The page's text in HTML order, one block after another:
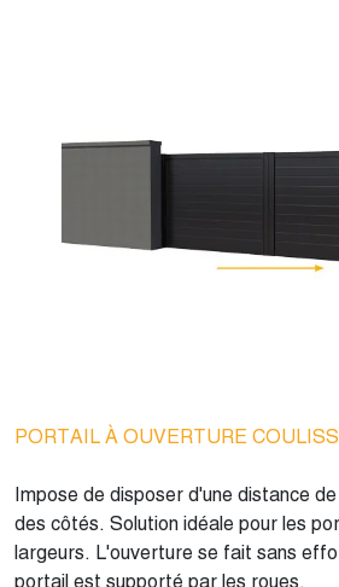
PORTAIL À OUVERTURE
Impose de disposer d'une distance
des côtés. Solution idéale pour les
largeurs. L'ouverture se fait sans
portail est supporté par les roues.